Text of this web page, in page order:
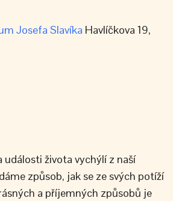
Josefa Slavíka Havlíčkova 19,
události života vychýlí z naší
způsob, jak se ze svých potíží
a příjemných způsobů je